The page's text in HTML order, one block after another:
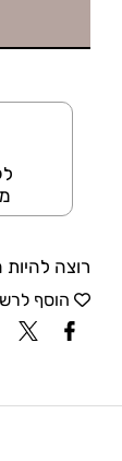
רוצה
הוסף